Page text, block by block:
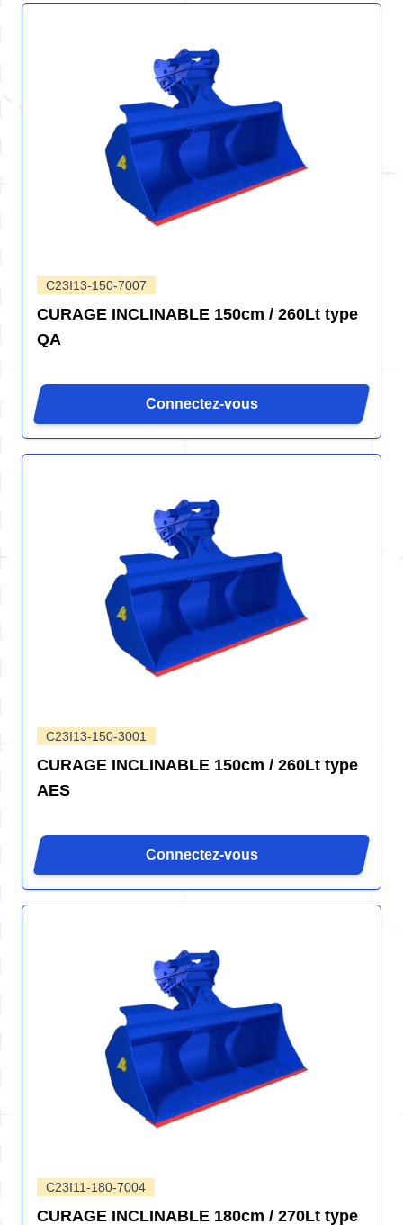
C23I13-150-7007
CURAGE INCLINABLE 150cm / 260Lt type
QA
Connectez-vous
C23I13-150-3001
CURAGE INCLINABLE 150cm / 260Lt type
AES
Connectez-vous
C23I11-180-7004
CURAGE INCLINABLE 180cm / 270Lt type